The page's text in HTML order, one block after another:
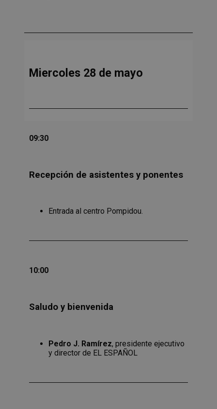
Miercoles 28 de mayo
09:30
Recepción de asistentes y ponentes
Entrada al centro Pompidou.
10:00
Saludo y bienvenida
Pedro J. Ramírez, presidente ejecutivo
y director de EL ESPAÑOL